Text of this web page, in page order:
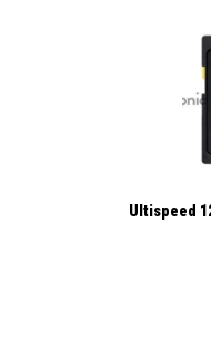
Ultispeed